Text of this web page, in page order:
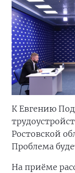
К Евгению
Ростовской
Проблема
На приёме